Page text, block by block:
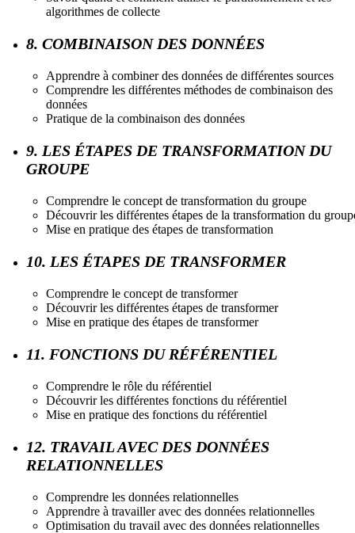
algorithmes de collecte
8. COMBINAISON DES DONNÉES
Apprendre à combiner des données de différentes sources
Comprendre les différentes méthodes de combinaison des
données
Pratique de la combinaison des données
9. LES ÉTAPES DE TRANSFORMATION DU
GROUPE
Comprendre le concept de transformation du groupe
Découvrir les différentes étapes de la transformation du
Mise en pratique des étapes de transformation
10. LES ÉTAPES DE TRANSFORMER
Comprendre le concept de transformer
Découvrir les différentes étapes de transformer
Mise en pratique des étapes de transformer
11. FONCTIONS DU RÉFÉRENTIEL
Comprendre le rôle du référentiel
Découvrir les différentes fonctions du référentiel
Mise en pratique des fonctions du référentiel
12. TRAVAIL AVEC DES DONNÉES
RELATIONNELLES
Comprendre les données relationnelles
Apprendre à travailler avec des données relationnelles
Optimisation du travail avec des données relationnelles